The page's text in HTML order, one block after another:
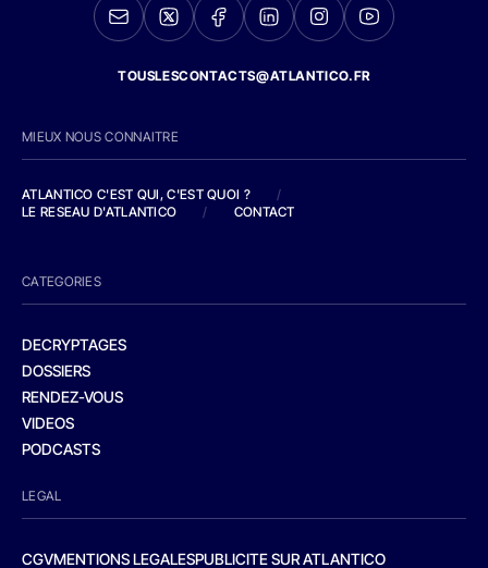
TOUSLESCONTACTS@ATLANTICO.FR
MIEUX NOUS CONNAITRE
ATLANTICO C'EST QUI, C'EST QUOI ?
/
LE RESEAU D'ATLANTICO
/ CONTACT
CATEGORIES
DECRYPTAGES
DOSSIERS
RENDEZ-VOUS
VIDEOS
PODCASTS
LEGAL
CGVMENTIONS LEGALESPUBLICITE SUR ATLANTICO